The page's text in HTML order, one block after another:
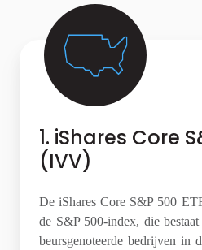
1. iShares Core
(IVV)
De iShares Core S&P 500
de S&P 500-index, die
beursgenoteerde bedrijven in